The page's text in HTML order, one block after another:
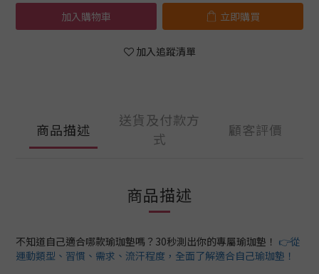
加入購物車 立即購買
加入追蹤清單
商品描述
送貨及付款方
式
顧客評價
商品描述
不知道自己適合哪款瑜珈墊嗎？30秒測出你的專屬瑜珈墊！ 👉從
運動類型、習慣、需求、流汗程度，全面了解適合自己瑜珈墊！